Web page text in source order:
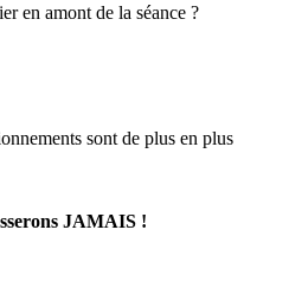
en amont de la séance ?
sont de plus en plus
JAMAIS !